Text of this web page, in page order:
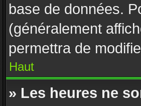
base de données.
(généralement
permettra de
Haut
» Les heures ne